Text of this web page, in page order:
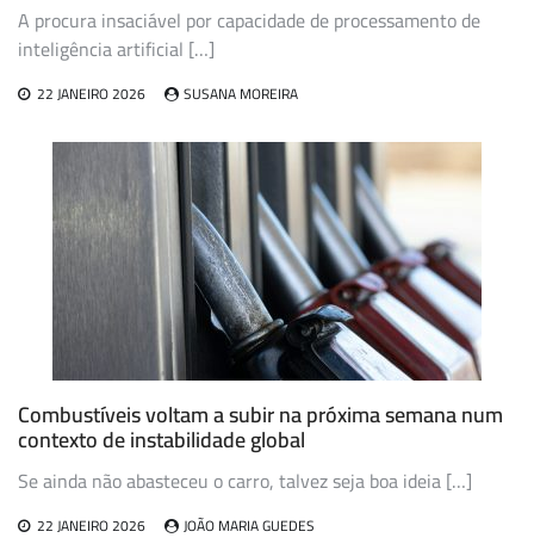
A procura insaciável por capacidade de processamento de
inteligência artificial […]
22 JANEIRO 2026 SUSANA MOREIRA
Combustíveis voltam a subir na próxima semana num
contexto de instabilidade global
Se ainda não abasteceu o carro, talvez seja boa ideia […]
22 JANEIRO 2026 JOÃO MARIA GUEDES